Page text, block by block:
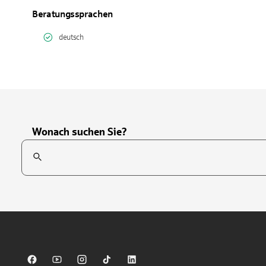
Beratungssprachen
deutsch
Wonach suchen Sie?
Suchfeld